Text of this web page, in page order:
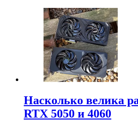
Насколько велика
RTX 5050 и 4060